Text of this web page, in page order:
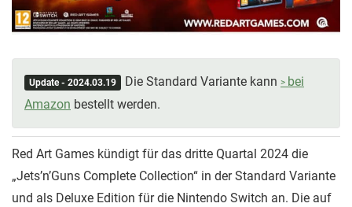
Update - 2024.03.19 Die Standard Variante kann
bei
Amazon bestellt werden.
Red Art Games kündigt für das dritte Quartal 2024 die
„Jets’n’Guns Complete Collection“ in der Standard Variante
und als Deluxe Edition für die Nintendo Switch an. Die auf